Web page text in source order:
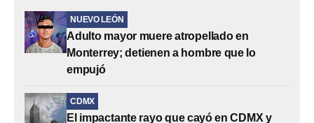
NUEVO LEÓN
Adulto mayor muere atropellado en
Monterrey; detienen a hombre que lo
empujó
CDMX
El impactante rayo que cayó en CDMX y